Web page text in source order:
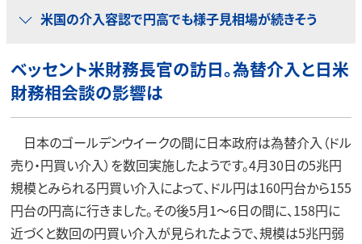
米国の介入容認で円高でも様子見相場が続きそう
ベッセント米財務長官の訪日。為替介入と日米
財務相会談の影響は
日本のゴールデンウイークの間に日本政府は為替介入（ドル
売り・円買い介入）を数回実施したようです。4月30日の5兆円
規模とみられる円買い介入によって、ドル円は160円台から155
円台の円高に行きました。その後5月1～6日の間に、158円に
近づくと数回の円買い介入が見られたようで、規模は5兆円弱